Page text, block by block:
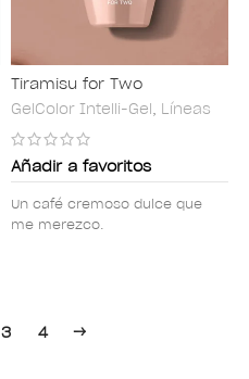
Tiramisu for Two
GelColor Intelli-Gel, Líneas
Añadir a favoritos
Un café cremoso dulce que
me merezco.
3 4 →